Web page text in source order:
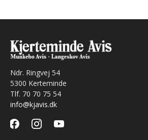
Ndr. Ringvej 54
5300 Kerteminde
Tlf. 70 70 75 54
info@kjavis.dk
facebookinstagramyoutube